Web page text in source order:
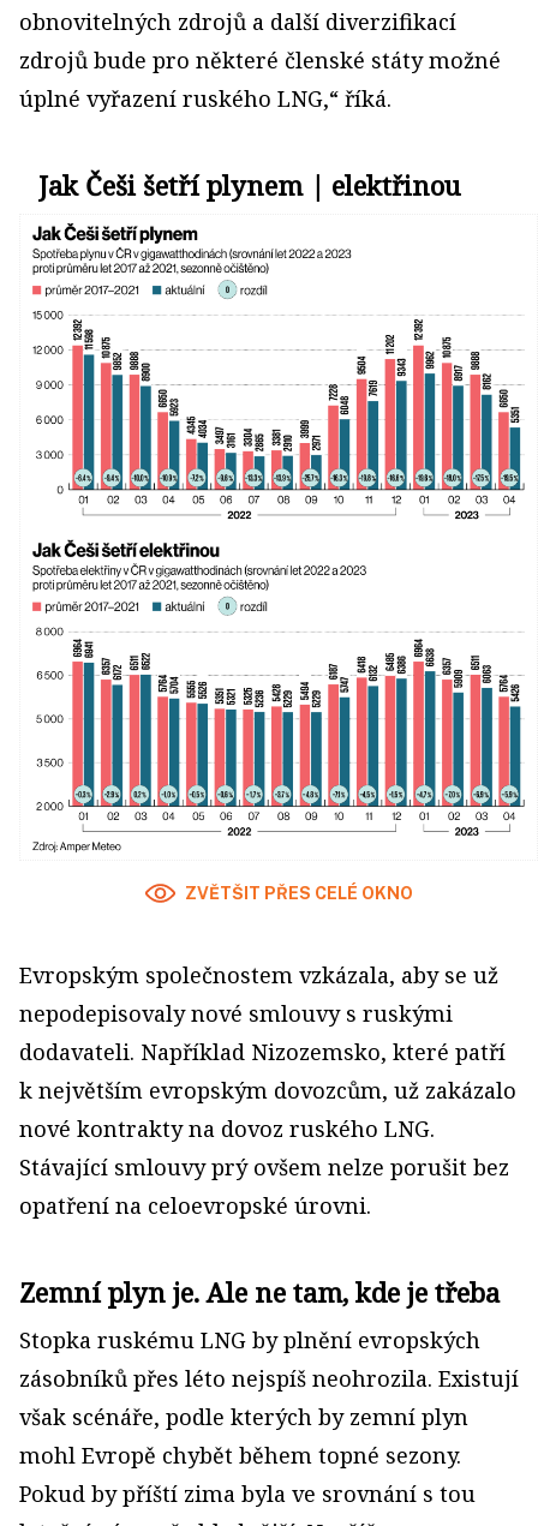
obnovitelných zdrojů a další diverzifikací
zdrojů bude pro některé členské státy možné
úplné vyřazení ruského LNG,“ říká.
Jak Češi šetří plynem | elektřinou
ZVĚTŠIT PŘES CELÉ OKNO
Evropským společnostem vzkázala, aby se už
nepodepisovaly nové smlouvy s ruskými
dodavateli. Například Nizozemsko, které patří
k největším evropským dovozcům, už zakázalo
nové kontrakty na dovoz ruského LNG.
Stávající smlouvy prý ovšem nelze porušit bez
opatření na celoevropské úrovni.
Zemní plyn je. Ale ne tam, kde je třeba
Stopka ruskému LNG by plnění evropských
zásobníků přes léto nejspíš neohrozila. Existují
však scénáře, podle kterých by zemní plyn
mohl Evropě chybět během topné sezony.
Pokud by příští zima byla ve srovnání s tou